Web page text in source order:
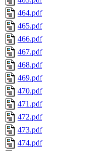
464.pdf
465.pdf
466.pdf
467.pdf
468.pdf
469.pdf
470.pdf
471.pdf
472.pdf
473.pdf
474.pdf